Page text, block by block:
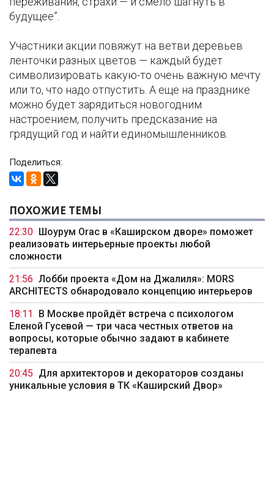
будущее”.
Участники акции повяжут на ветви деревьев
ленточки разных цветов — каждый будет
символизировать какую-то очень важную мечту
или то, что надо отпустить. А еще на празднике
можно будет зарядиться новогодним
настроением, получить предсказание на
грядущий год и найти единомышленников.
Поделиться:
ПОХОЖИЕ ТЕМЫ
22:30
Шоурум Orac в «Каширском дворе» поможет
реализовать интерьерные проекты любой
сложности
21:56 Лобби проекта «Дом на Джалиля»: MORS
ARCHITECTS обнародовало концепцию интерьеров
18:11
В Москве пройдёт встреча с психологом
Еленой Гусевой — три часа честных ответов на
вопросы, которые обычно задают в кабинете
терапевта
20:45 Для архитекторов и декораторов созданы
уникальные условия в ТК «Каширский Двор»